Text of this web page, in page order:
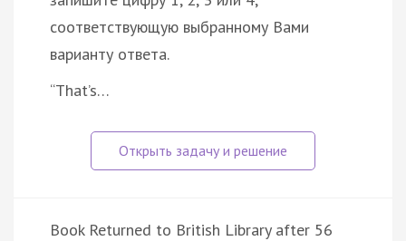
соответствующую выбранному Вами
варианту ответа.
“That’s…
Book Returned to British Library after 56